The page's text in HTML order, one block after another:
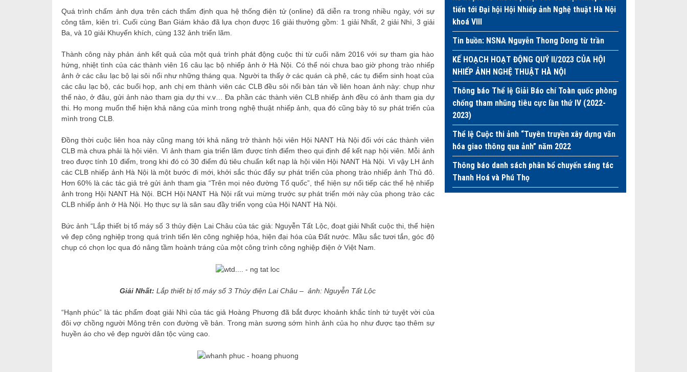
Quá trình chấm ảnh dựa trên cách thẩm định qua hệ thống điện tử (online) đã diễn ra trong nhiều ngày, với sự
công tâm, kiên trì. Cuối cùng Ban Giám khảo đã lựa chọn được 16 giải thưởng gồm: 1 giải Nhất, 2 giải Nhì, 3 giải
Ba, và 10 giải Khuyến khích, cùng 132 ảnh triển lãm.
Thành công này phản ánh kết quả của một quá trình phát động cuộc thi từ cuối năm 2016 với sự tham gia hào
hứng, nhiệt tình của các thành viên 16 câu lạc bộ nhiếp ảnh ở Hà Nội. Có thể nói chưa bao giờ phong trào nhiếp
ảnh ở các câu lạc bộ lại sôi nổi như những tháng qua. Người ta thấy ở các quán cà phê, các tụ điểm sinh hoạt của
các câu lạc bộ, các buổi họp, anh chị em thành viên các CLB đều sôi nổi bàn tán về liên hoan ảnh này: chụp như
thế nào, ở đâu, gửi ảnh nào tham gia dự thi v.v… Đa phần các thành viên CLB nhiếp ảnh đều có ảnh tham gia dự
thi. Họ mong muốn thể hiện khả năng của mình trong nghệ thuật nhiếp ảnh, qua đó cũng bày tỏ sự phát triển của
mình trong CLB.
Đồng thời cuộc liên hoa này cũng mang tới khả năng trở thành hội viên Hội NANT Hà Nội đối với các thành viên
CLB mà chưa phải là hội viên. Vì ảnh tham gia triển lãm được tính điểm theo qui định để kết nạp hội viên. Mỗi ảnh
treo được tính 10 điểm, trong khi đó có 30 điểm đủ tiêu chuẩn kết nạp là hội viên Hội NANT Hà Nội. Vì vậy LH ảnh
các CLB nhiếp ảnh Hà Nội là một bước đi mới, khởi sắc thúc đẩy sự phát triển của phong trào nhiếp ảnh Thủ đô.
Hơn 60% là các tác giả trẻ gửi ảnh tham gia “Trên mọi nẻo đường Tổ quốc”, thể hiện sự nối tiếp các thế hệ nhiếp
ảnh trong Hội NANT Hà Nội. BCH Hội NANT Hà Nội rất vui mừng trước sự phát triển mới này của phong trào các
CLB nhiếp ảnh ở Hà Nội. Họ thực sự là sân sau đầy triển vọng của Hội NANT Hà Nội.
Bức ảnh “Lắp thiết bị tổ máy số 3 thủy điện Lai Châu của tác giả: Nguyễn Tất Lộc, đoạt giải Nhất cuộc thi, thể hiện
vẻ đẹp công nghiệp trong quá trình tiến lên công nghiệp hóa, hiện đại hóa của Đất nước. Mầu sắc tươi tắn, góc độ
chụp có chọn lọc qua đó nâng tầm hoành tráng của một công trình công nghiệp điện ở Việt Nam.
Giải Nhất: Lắp thiết bị tổ máy số 3 Thủy điện Lai Châu – ảnh: Nguyễn Tất Lộc
“Hạnh phúc” là tác phẩm đoạt giải Nhì của tác giả Hoàng Phương đã bắt được khoảnh khắc tính tứ tuyệt vời của
đôi vợ chồng người Mông trên con đường về bản. Trong màn sương sớm hình ảnh của họ như được tạo thêm sự
huyền áo cho vẻ đẹp người dân tộc vùng cao.
tiến tới Đại hội Hội Nhiếp ảnh Nghệ thuật Hà Nội
khoá VIII
Tin buồn: NSNA Nguyễn Thong Dong từ trần
KẾ HOẠCH HOẠT ĐỘNG QUÝ II/2023 CỦA HỘI
NHIẾP ẢNH NGHỆ THUẬT HÀ NỘI
Thông báo Thể lệ Giải Báo chí Toàn quốc phòng
chống tham nhũng tiêu cực lần thứ IV (2022-
2023)
Thể lệ Cuộc thi ảnh “Tuyên truyền xây dựng văn
hóa giao thông qua ảnh” năm 2022
Thông báo danh sách phân bổ chuyến sáng tác
Thanh Hoá và Phú Thọ